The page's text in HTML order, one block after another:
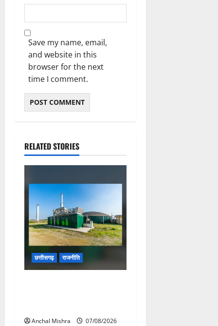
Save my name, email,
and website in this
browser for the next
time I comment.
RELATED STORIES
छत्तीसगढ़ राजनीति
Anchal Mishra
07/08/2026